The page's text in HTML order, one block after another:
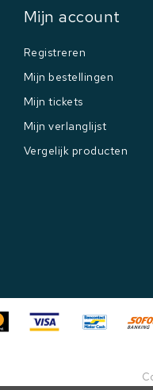
Mijn account
Registreren
Mijn bestellingen
Mijn tickets
Mijn verlanglijst
Vergelijk producten